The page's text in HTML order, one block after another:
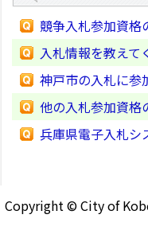
競争入札参加資格
入札情報を教えて
神戸市の入札に参
他の入札参加資格
兵庫県電子入札シ
Copyright © City of